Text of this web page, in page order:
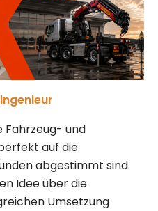
Fahrzeug- und
auf die
abgestimmt sind.
Idee über die
Umsetzung